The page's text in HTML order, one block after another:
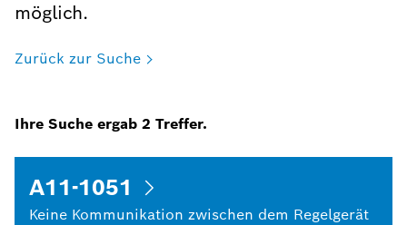
möglich.
Zurück zur Suche
Ihre Suche ergab 2 Treffer.
A11-1051
Keine Kommunikation zwischen dem Regelgerät